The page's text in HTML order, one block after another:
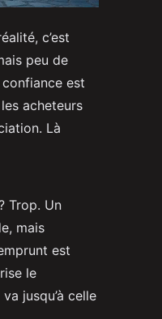
c’est
peu de
est
acheteurs
Là
Trop. Un
mais
est
le
jusqu’à celle